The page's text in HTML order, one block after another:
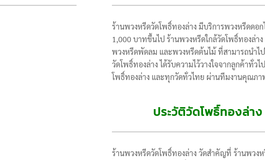
ร้านพวงหรีดวัดโพธิ์ทองล่าง มีบริการพวงหรีดดอ
1,000 บาทขึ้นไป ร้านพวงหรีดใกล้วัดโพธิ์ทองล่
พวงหรีดพัดลม และพวงหรีดต้นไม้ ที่สามารถนำไ
วัดโพธิ์ทองล่าง ได้รับความไว้วางใจจากลูกค้าทั่
โพธิ์ทองล่าง และทุกวัดทั่วไทย ผ่านทีมงานคุณภ
ประวัติวัดโพธิ์ทองล่า
ร้านพวงหรีดวัดโพธิ์ทองล่าง วัดสำคัญที่ ร้านพวง